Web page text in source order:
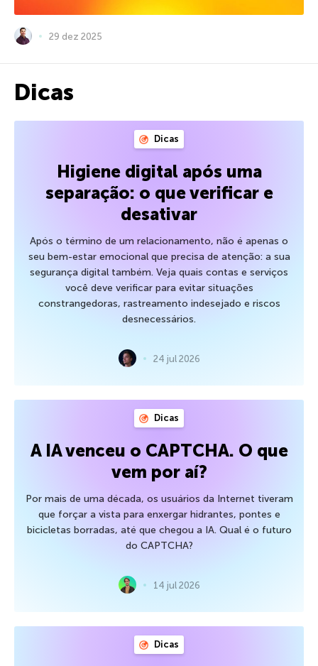
29 dez 2025
Dicas
Dicas
Higiene digital após uma
separação: o que verificar e
desativar
Após o término de um relacionamento, não é apenas o
seu bem-estar emocional que precisa de atenção: a sua
segurança digital também. Veja quais contas e serviços
você deve verificar para evitar situações
constrangedoras, rastreamento indesejado e riscos
desnecessários.
24 jul 2026
Dicas
A IA venceu o CAPTCHA. O que
vem por aí?
Por mais de uma década, os usuários da Internet tiveram
que forçar a vista para enxergar hidrantes, pontes e
bicicletas borradas, até que chegou a IA. Qual é o futuro
do CAPTCHA?
14 jul 2026
Dicas